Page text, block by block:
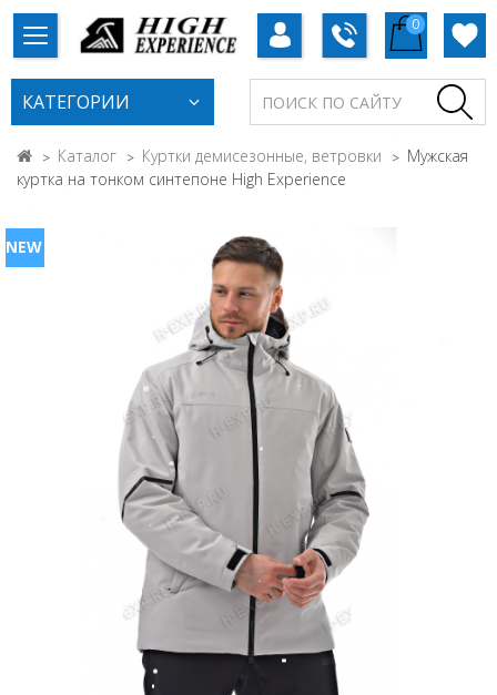
0
КАТЕГОРИИ
Каталог Куртки демисезонные, ветровки
Мужская
куртка на тонком синтепоне High Experience